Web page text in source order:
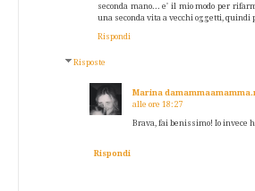
seconda mano... e' il mio modo per
una seconda vita a vecchi oggetti, quindi
Rispondi
Risposte
Marina
alle ore 18:27
Brava, fai benissimo! Io invece
Rispondi